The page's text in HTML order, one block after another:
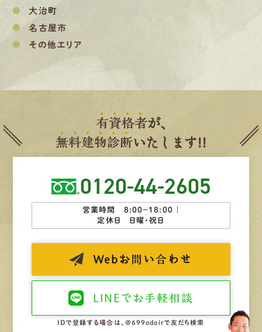
大治町
名古屋市
その他エリア
有資格者が、
無料建物診断いたします!!
0120-44-2605
営業時間 8:00−18:00 ｜
定休日 日曜・祝日
Web お問い合わせ
LINEで お手軽相談
IDで登録する場合は、@699odoirで友だち検索